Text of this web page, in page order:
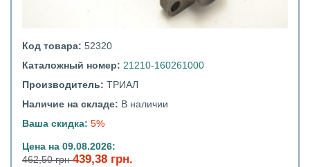
Код товара: 52320
Каталожный номер: 21210-160261000
Производитель: ТРИАЛ
Наличие на складе: В наличии
Ваша скидка: 5%
Цена на 09.08.2026:
462,50 грн439,38 грн.